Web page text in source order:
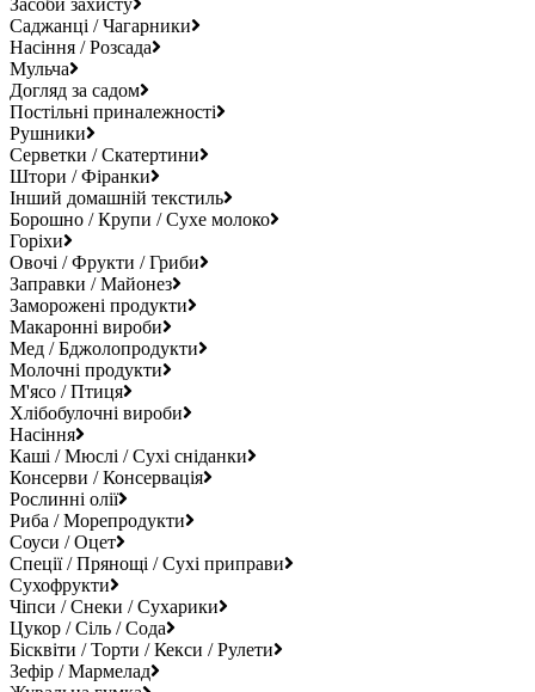
Саджанці / Чагарники
Насіння / Розсада
Мульча
Догляд за садом
Постільні приналежності
Рушники
Серветки / Скатертини
Штори / Фіранки
Інший домашній текстиль
Борошно / Крупи / Сухе молоко
Горіхи
Овочі / Фрукти / Гриби
Заправки / Майонез
Заморожені продукти
Макаронні вироби
Мед / Бджолопродукти
Молочні продукти
М'ясо / Птиця
Хлібобулочні вироби
Насіння
Каші / Мюслі / Сухі сніданки
Консерви / Консервація
Рослинні олії
Риба / Морепродукти
Соуси / Оцет
Спеції / Прянощі / Сухі приправи
Сухофрукти
Чіпси / Снеки / Сухарики
Цукор / Сіль / Сода
Бісквіти / Торти / Кекси / Рулети
Зефір / Мармелад